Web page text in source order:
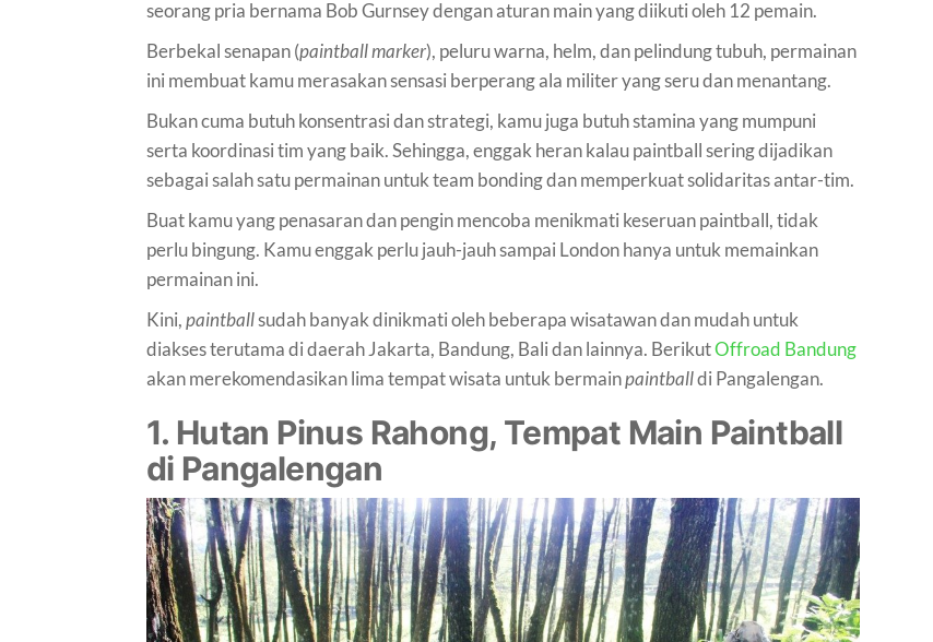
seorang pria bernama Bob Gurnsey dengan aturan main yang diikuti oleh 12 pemain.
Berbekal senapan (paintball marker), peluru warna, helm, dan pelindung tubuh, permainan
ini membuat kamu merasakan sensasi berperang ala militer yang seru dan menantang.
Bukan cuma butuh konsentrasi dan strategi, kamu juga butuh stamina yang mumpuni
serta koordinasi tim yang baik. Sehingga, enggak heran kalau paintball sering dijadikan
sebagai salah satu permainan untuk team bonding dan memperkuat solidaritas antar-tim.
Buat kamu yang penasaran dan pengin mencoba menikmati keseruan paintball, tidak
perlu bingung. Kamu enggak perlu jauh-jauh sampai London hanya untuk memainkan
permainan ini.
Kini,paintballsudah banyak dinikmati oleh beberapa wisatawan dan mudah untuk
diakses terutama di daerah Jakarta, Bandung, Bali dan lainnya. BerikutOffroad Bandung
akan merekomendasikan lima tempat wisata untuk bermainpaintballdi Pangalengan.
1. Hutan Pinus Rahong, Tempat Main Paintball
di Pangalengan